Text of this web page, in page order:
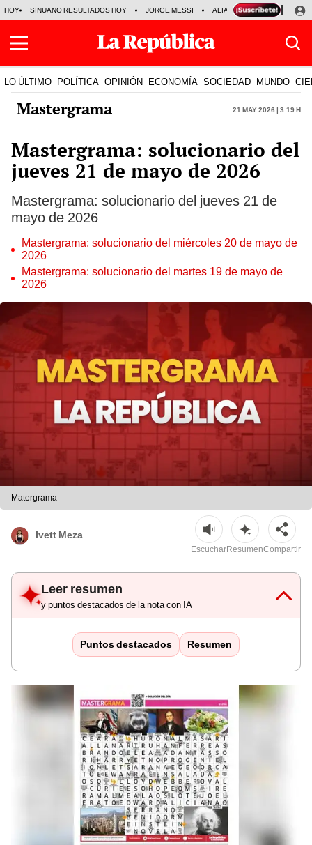
HOY SINUANO RESULTADOS HOY JORGE MESSI ALIANZA LIMA VS SPORT
LO ÚLTIMO POLÍTICA OPINIÓN ECONOMÍA SOCIEDAD MUNDO
Mastergrama 21 May 2026 | 3:19 h
Mastergrama: solucionario del
jueves 21 de mayo de 2026
Mastergrama: solucionario del jueves 21 de
mayo de 2026
Mastergrama: solucionario del miércoles 20 de mayo de
2026
Mastergrama: solucionario del martes 19 de mayo de
2026
Matergrama
Ivett Meza
EscucharResumenCompartir
Leer resumen
y puntos destacados de la nota con IA
Puntos destacados Resumen